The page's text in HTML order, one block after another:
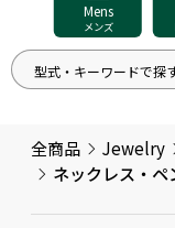
Mens
メンズ
全商品 Jewelry
ネックレス・ペ